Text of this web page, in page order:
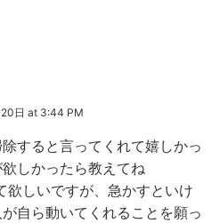
日 at 3:44 PM
すると言ってくれて嬉しかっ
しかったら教えてね
欲しいですが、急かすといけ
自ら動いてくれることを願っ